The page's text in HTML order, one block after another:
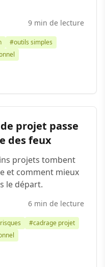
9 min de lecture
#outils simples
projet passe
des feux
projets tombent
et comment mieux
le départ.
6 min de lecture
#cadrage projet